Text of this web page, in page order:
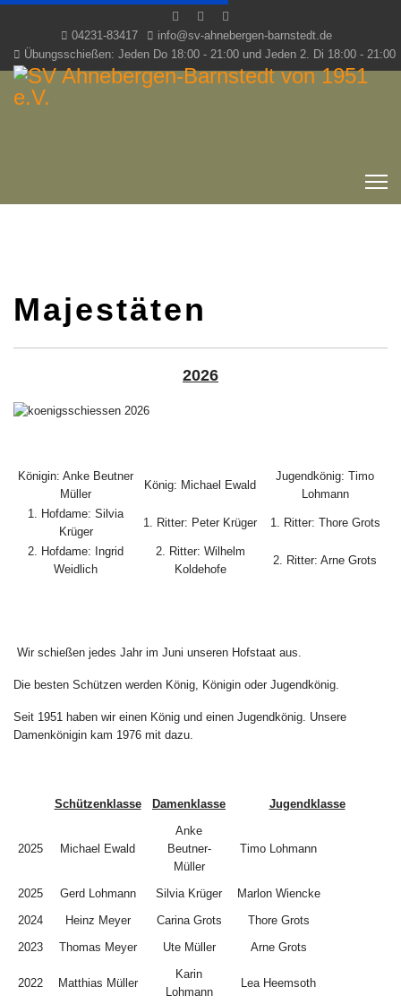
04231-83417
info@sv-ahnebergen-barnstedt.de
Übungsschießen: Jeden Do 18:00 - 21:00 und Jeden 2. Di 18:00 - 21:00
Majestäten
2026
Königin: Anke Beutner
Müller
König: Michael Ewald
Jugendkönig: Timo
Lohmann
1. Hofdame: Silvia
Krüger
1. Ritter: Peter Krüger 1. Ritter: Thore Grots
2. Hofdame: Ingrid
Weidlich
2. Ritter: Wilhelm
Koldehofe
2. Ritter: Arne Grots
Wir schießen jedes Jahr im Juni unseren Hofstaat aus.
Die besten Schützen werden König, Königin oder Jugendkönig.
Seit 1951 haben wir einen König und einen Jugendkönig. Unsere
Damenkönigin kam 1976 mit dazu.
Schützenklasse Damenklasse Jugendklasse
2025 Michael Ewald
Anke
Beutner-
Müller
Timo Lohmann
2025 Gerd Lohmann Silvia Krüger
Marlon Wiencke
2024
Heinz Meyer Carina Grots
Thore Grots
2023
Thomas Meyer Ute Müller Arne Grots
2022 Matthias Müller
Karin
Lohmann
Lea Heemsoth